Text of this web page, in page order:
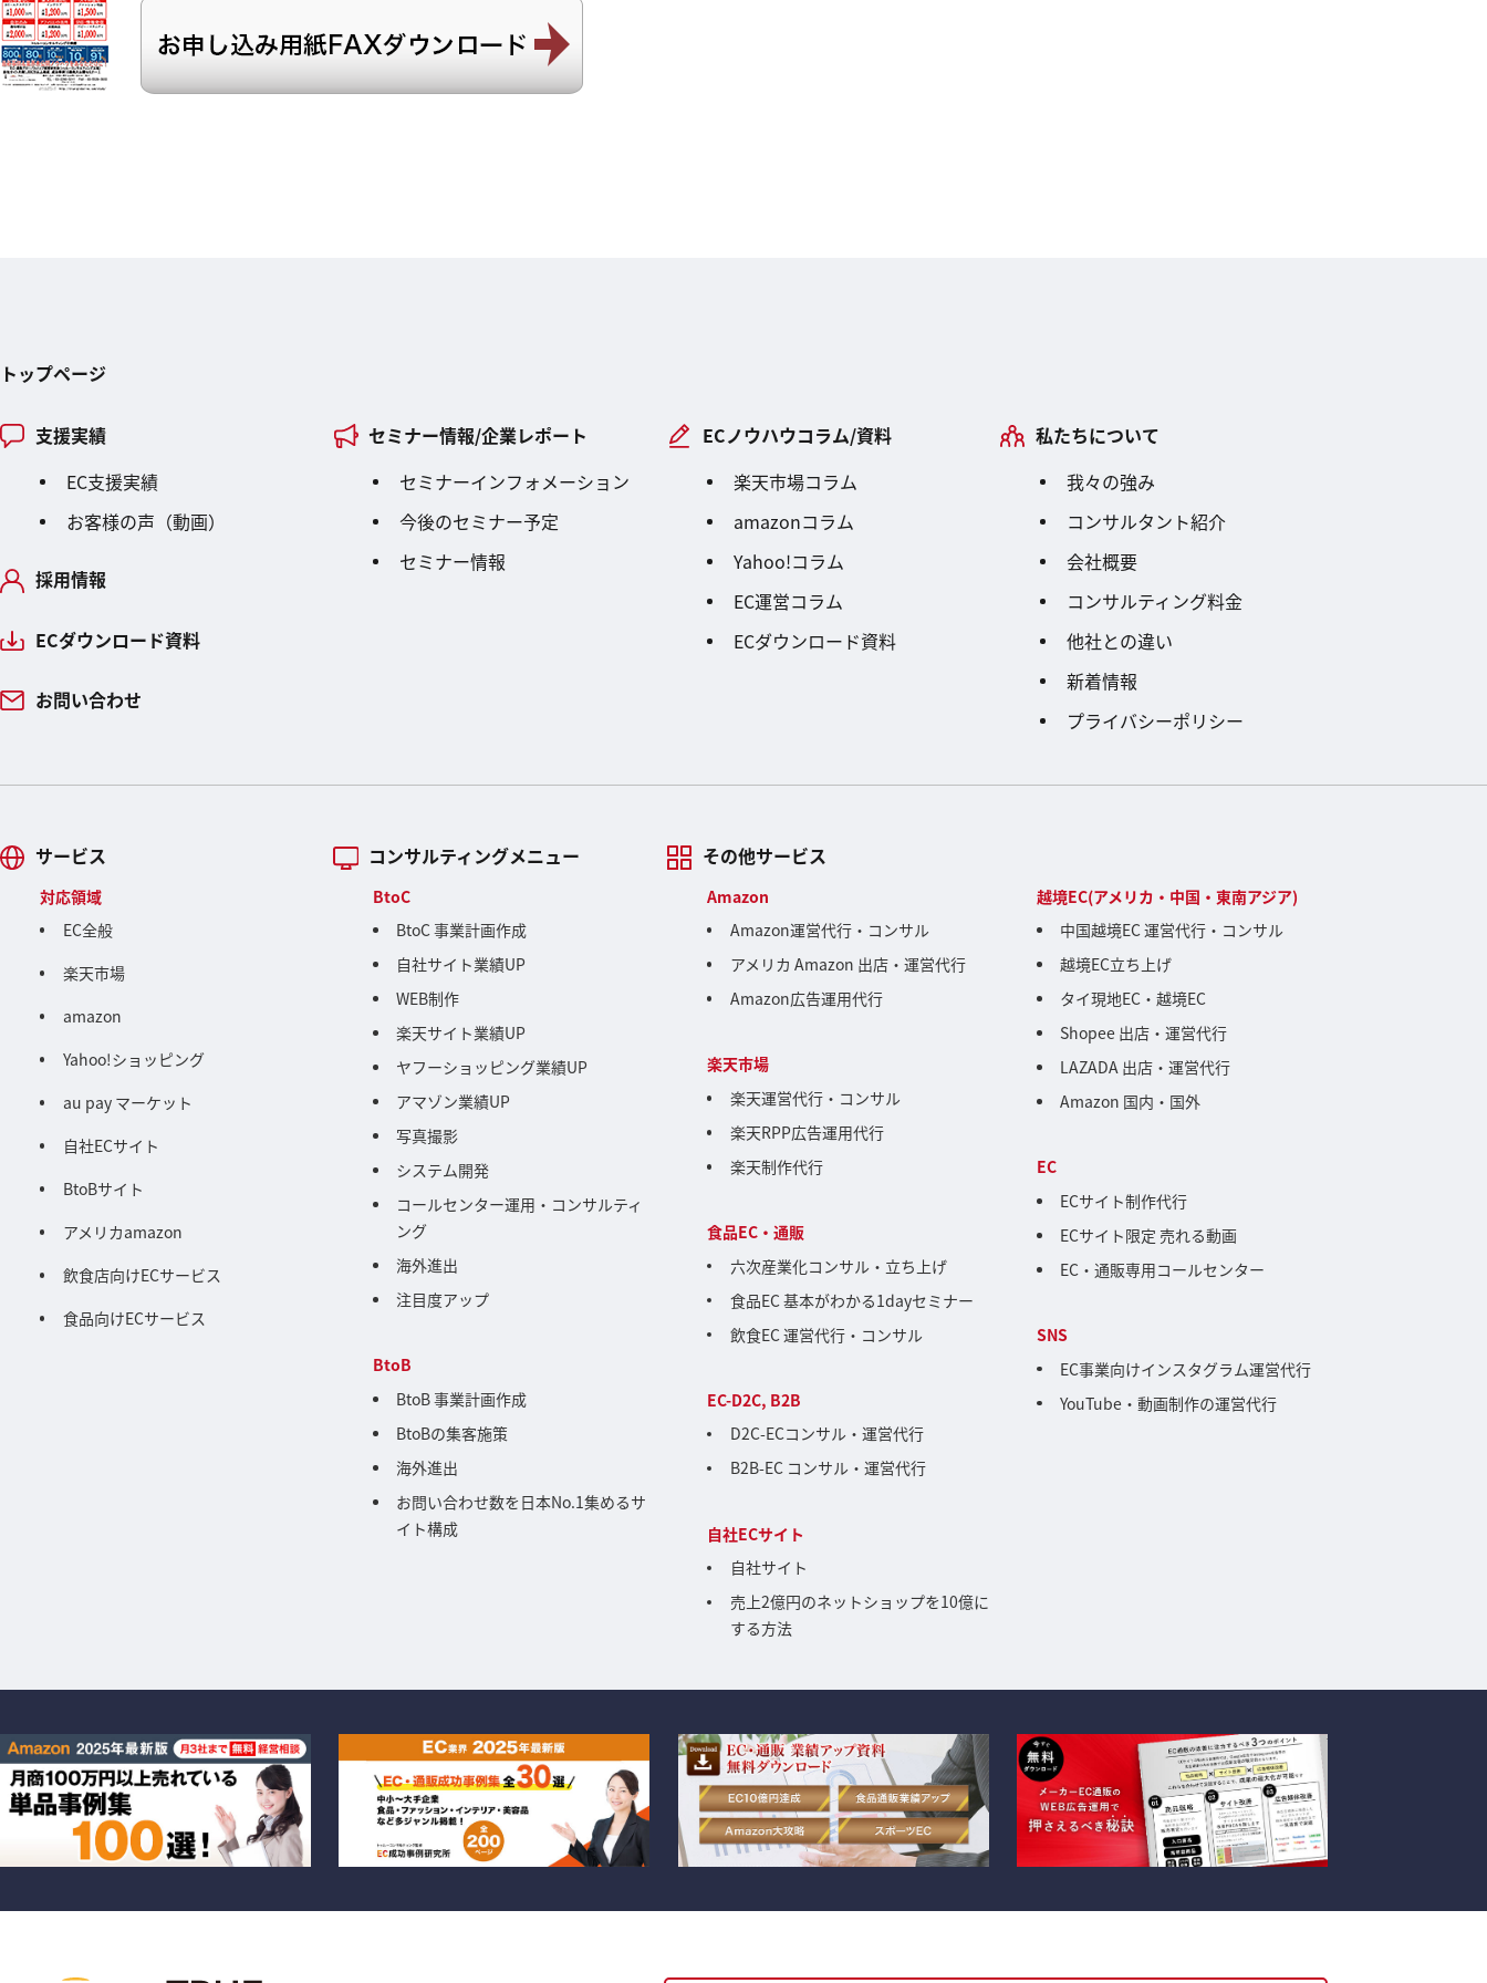
トップページ
支援実績
EC支援実績
お客様の声（動画）
採用情報
ECダウンロード資料
お問い合わせ
セミナー情報/企業レポート
セミナーインフォメーション
今後のセミナー予定
セミナー情報
ECノウハウコラム/資料
楽天市場コラム
amazonコラム
Yahoo!コラム
EC運営コラム
ECダウンロード資料
私たちについて
我々の強み
コンサルタント紹介
会社概要
コンサルティング料金
他社との違い
新着情報
プライバシーポリシー
サービス
対応領域
EC全般
楽天市場
amazon
Yahoo!ショッピング
au pay マーケット
自社ECサイト
BtoBサイト
アメリカamazon
飲食店向けECサービス
食品向けECサービス
コンサルティングメニュー
BtoC
BtoC 事業計画作成
自社サイト業績UP
WEB制作
楽天サイト業績UP
ヤフーショッピング業績UP
アマゾン業績UP
写真撮影
システム開発
コールセンター運用・コンサルティ
ング
海外進出
注目度アップ
BtoB
BtoB 事業計画作成
BtoBの集客施策
海外進出
お問い合わせ数を日本No.1集めるサ
イト構成
その他サービス
Amazon
Amazon運営代行・コンサル
アメリカ Amazon 出店・運営代行
Amazon広告運用代行
楽天市場
楽天運営代行・コンサル
楽天RPP広告運用代行
楽天制作代行
食品EC・通販
六次産業化コンサル・立ち上げ
食品EC 基本がわかる1dayセミナー
飲食EC 運営代行・コンサル
EC-D2C, B2B
D2C-ECコンサル・運営代行
B2B-EC コンサル・運営代行
自社ECサイト
自社サイト
売上2億円のネットショップを10億に
する方法
越境EC(アメリカ・中国・東南アジア)
中国越境EC 運営代行・コンサル
越境EC立ち上げ
タイ現地EC・越境EC
Shopee 出店・運営代行
LAZADA 出店・運営代行
Amazon 国内・国外
EC
ECサイト制作代行
ECサイト限定 売れる動画
EC・通販専用コールセンター
SNS
EC事業向けインスタグラム運営代行
YouTube・動画制作の運営代行